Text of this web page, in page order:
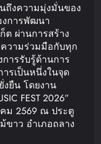
ถึงความมุ่งมั่นของ
งการพัฒนา
ต ผ่านการสร้าง
วามร่วมมือกับทุก
การรับรู้ด้านการ
รเป็นหนึ่งในจุด
ยืน โดยงาน
FEST 2026”
ม 2569 ณ ประตู
ม้ขาว อำเภอถลาง